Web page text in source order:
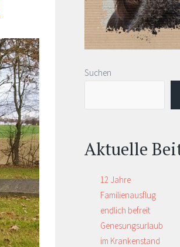
Suchen
Aktuelle
12 Jahre
Familienausflug
endlich befreit
Genesungsurlaub
im Krankenstand